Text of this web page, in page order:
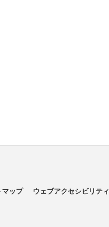
マップ ウェブアクセシビリティ